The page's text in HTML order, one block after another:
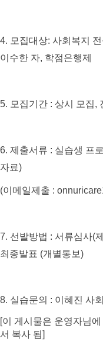
4. 모집대상: 사회복지
이수한 자, 학점은행제
5. 모집기간 : 상시 모집,
6. 제출서류 : 실습생 프
자료)
(이메일제출 :
7. 선발방법 : 서류심사(
최종발표 (개별통보)
8. 실습문의 : 이혜진 사
[이 게시물은 운영자님
서 복사 됨]